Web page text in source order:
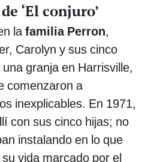
‘El conjuro’
lafamilia Perron,
Carolyn y sus cinco
granja en Harrisville,
comenzaron a
inexplicables. En 1971,
con sus cinco hijas; no
instalando en lo que
vida marcado por el